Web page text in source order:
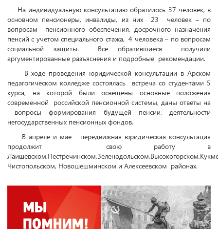
На индивидуальную консультацию обратилось 37 человек, в
основном пенсионеры, инвалиды, из них
23
человек – по
вопросам
пенсионного обеспечения, досрочного назначения
пенсий с учетом специального стажа, 4 человека – по вопросам
социальной защиты.
Все обратившиеся
получили
аргументированные разъяснения и подробные рекомендации.
В ходе проведения юридической консультации в Арском
педагогическом колледже состоялась
встреча со студентами 5
курса, на которой были освещены основные положения
современной
российской пенсионной системы, даны ответы на
вопросы формирования будущей пенсии, деятельности
негосударственных пенсионных фондов.
В апреле и мае
передвижная юридическая консультация
продолжит
свою работу в
Лаишевском,П
Чистопольском, Новошешминском и Алексеевском районах.